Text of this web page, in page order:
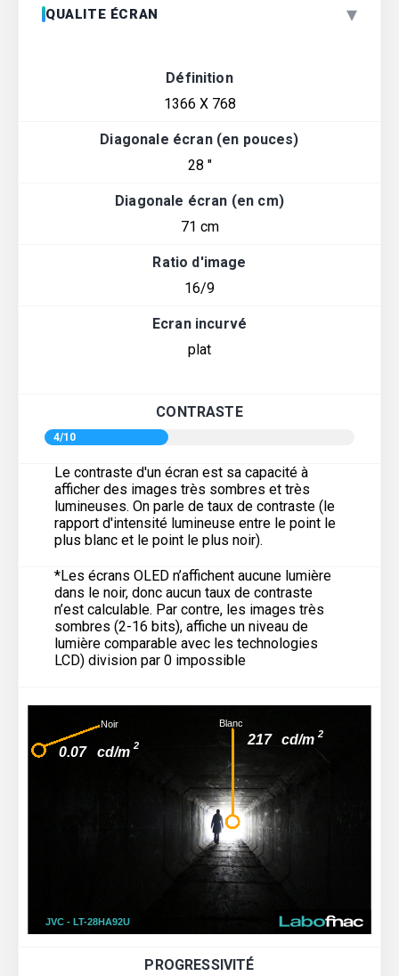
QUALITE ÉCRAN ▾
Définition
1366 X 768
Diagonale écran (en pouces)
28 "
Diagonale écran (en cm)
71 cm
Ratio d'image
16/9
Ecran incurvé
plat
CONTRASTE
4/10
Le contraste d'un écran est sa capacité à
afficher des images très sombres et très
lumineuses. On parle de taux de contraste (le
rapport d'intensité lumineuse entre le point le
plus blanc et le point le plus noir).
*Les écrans OLED n’affichent aucune lumière
dans le noir, donc aucun taux de contraste
n’est calculable. Par contre, les images très
sombres (2-16 bits), affiche un niveau de
lumière comparable avec les technologies
LCD) division par 0 impossible
PROGRESSIVITÉ